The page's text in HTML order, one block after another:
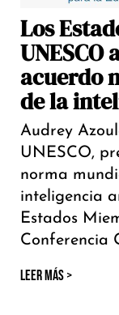
Los
acuerdo
de la
Audrey
UNESCO,
norma
inteligencia
Estados
Conferencia
LEER MÁS >